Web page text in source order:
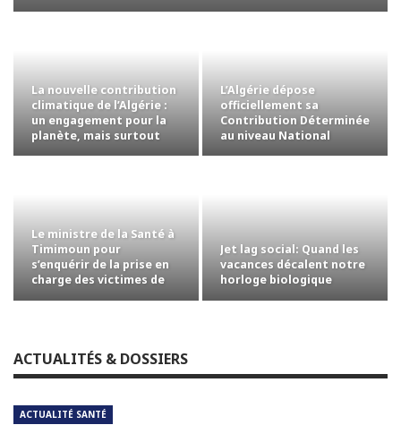
La nouvelle contribution
climatique de l’Algérie :
un engagement pour la
planète, mais surtout
L’Algérie dépose
officiellement sa
Contribution Déterminée
au niveau National
Le ministre de la Santé à
Timimoun pour
s’enquérir de la prise en
charge des victimes de
Jet lag social: Quand les
vacances décalent notre
horloge biologique
ACTUALITÉS & DOSSIERS
ACTUALITÉ SANTÉ